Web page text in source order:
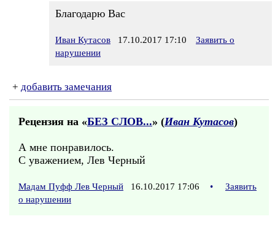
Благодарю Вас
Иван Кутасов 17.10.2017 17:10
Заявить о
нарушении
+ добавить замечания
Рецензия на «БЕЗ СЛОВ...» (Иван Кутасов)
А мне понравилось.
С уважением, Лев Черный
Мадам Пуфф Лев Черный 16.10.2017 17:06 •
Заявить
о нарушении